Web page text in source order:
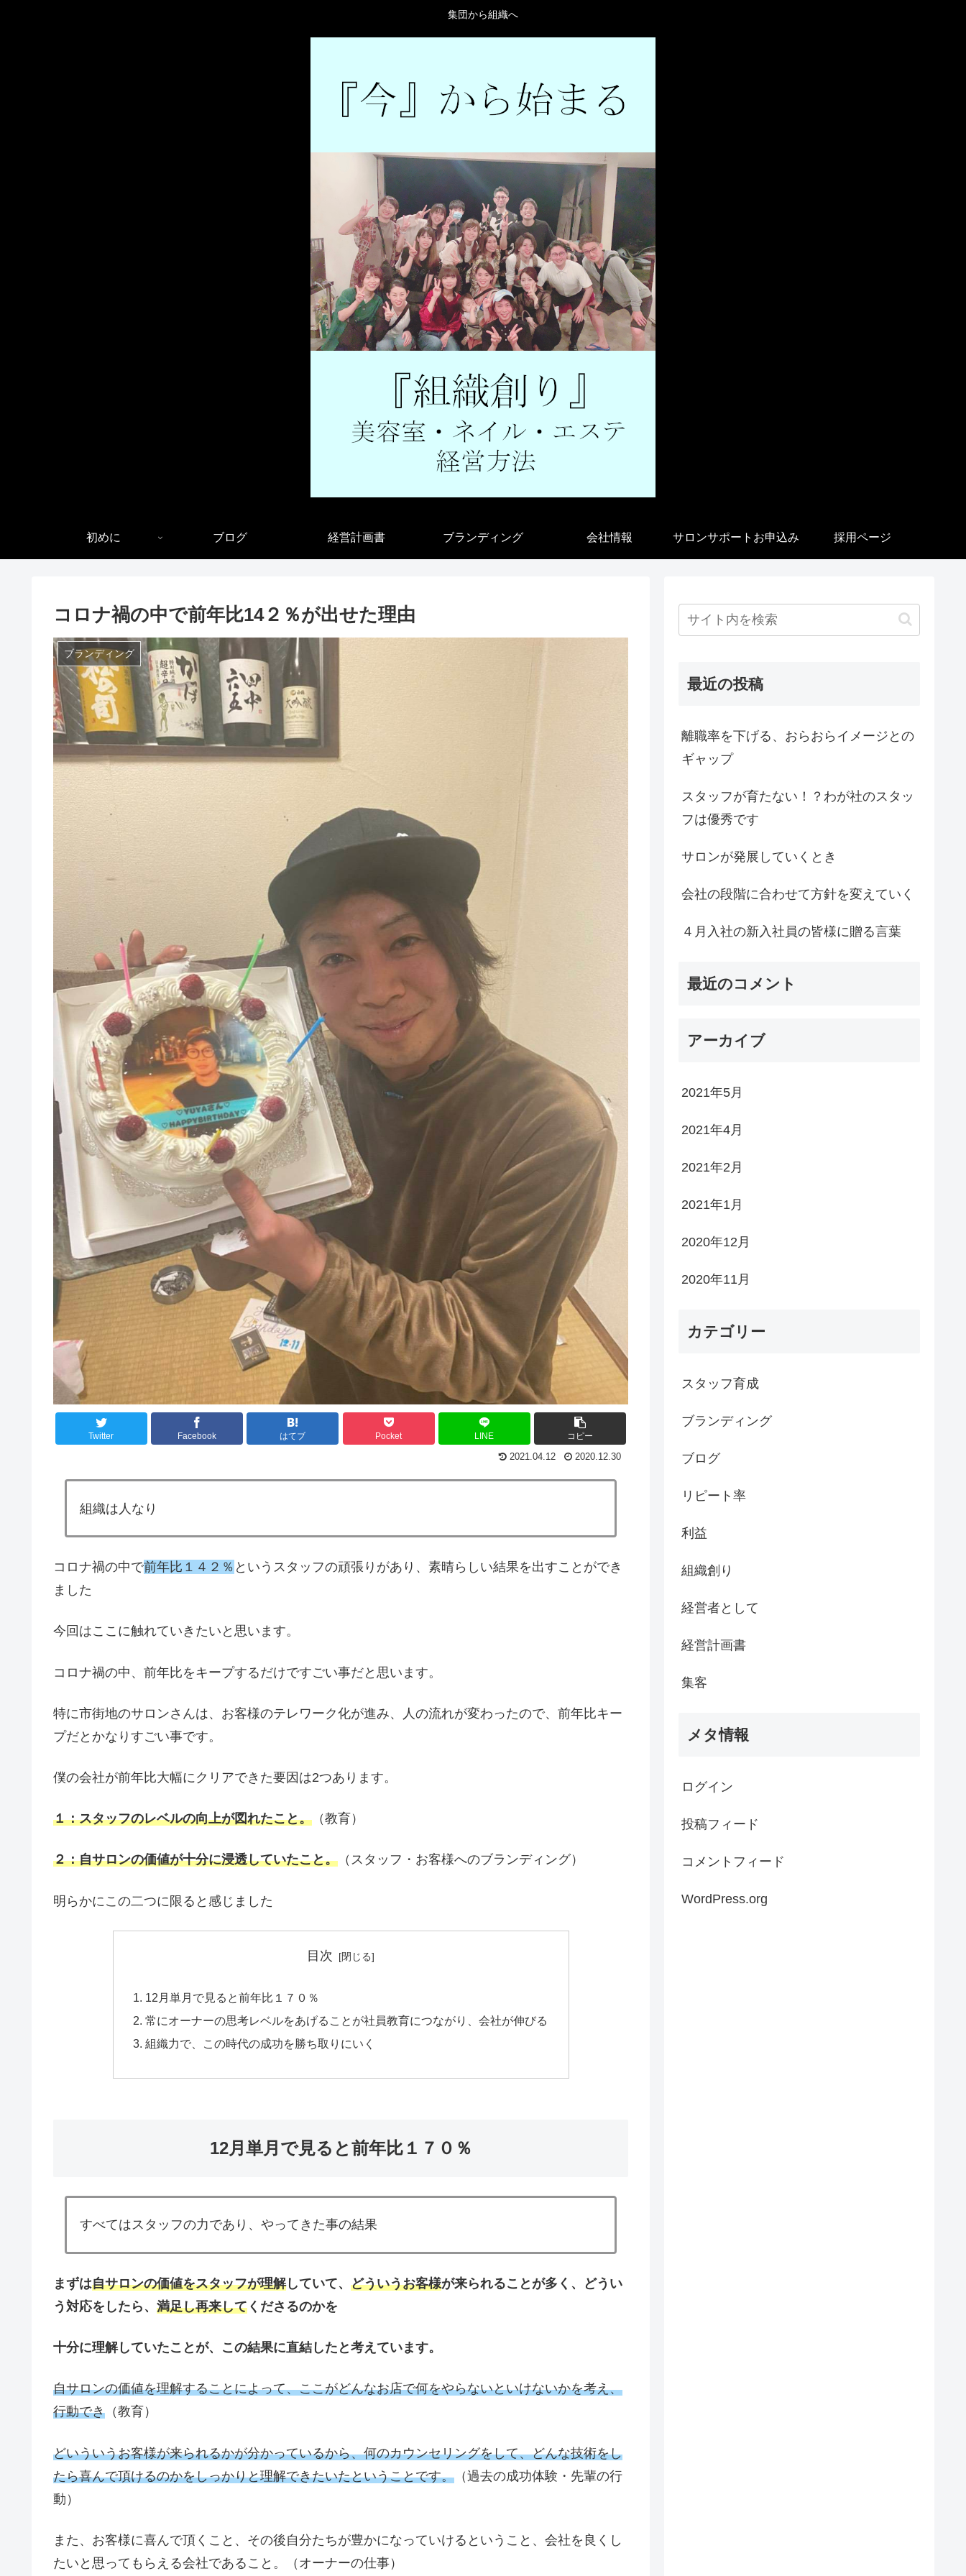
集団から組織へ
初めに ブログ 経営計画書 ブランディング 会社情報 サロンサポートお申込み 採用ページ
コロナ禍の中で前年比14２％が出せた理由
ブランディング
Twitter Facebook はてブ Pocket LINE コピー
2021.04.12 2020.12.30
組織は人なり
コロナ禍の中で前年比１４２％ というスタッフの頑張りがあり、素晴らしい結果を出すことができ
ました
今回はここに触れていきたいと思います。
コロナ禍の中、前年比をキープするだけですごい事だと思います。
特に市街地のサロンさんは、お客様のテレワーク化が進み、人の流れが変わったので、前年比キー
プだとかなりすごい事です。
僕の会社が前年比大幅にクリアできた要因は2つあります。
１：スタッフのレベルの向上が図れたこと。 （教育）
２：自サロンの価値が十分に浸透していたこと。 （スタッフ・お客様へのブランディング）
明らかにこの二つに限ると感じました
目次
12月単月で見ると前年比１７０％
常にオーナーの思考レベルをあげることが社員教育につながり、会社が伸びる
組織力で、この時代の成功を勝ち取りにいく
12月単月で見ると前年比１７０％
すべてはスタッフの力であり、やってきた事の結果
まずは自サロンの価値をスタッフが理解していて、 どういうお客様が来られることが多く、どうい
う対応をしたら、 満足し再来して くださるのかを
十分に理解していたことが、この結果に直結したと考えています。
自サロンの価値を理解することによって、ここがどんなお店で何をやらないといけないかを考え、
行動でき （教育）
どいういうお客様が来られるかが分かっているから、何のカウンセリングをして、どんな技術をし
たら喜んで頂けるのかをしっかりと理解できたいたということです。 （過去の成功体験・先輩の行
動）
また、お客様に喜んで頂くこと、その後自分たちが豊かになっていけるということ、会社を良くし
たいと思ってもらえる会社であること。（オーナーの仕事）
最近の投稿
離職率を下げる、おらおらイメージとの
ギャップ
スタッフが育たない！？わが社のスタッ
フは優秀です
サロンが発展していくとき
会社の段階に合わせて方針を変えていく
４月入社の新入社員の皆様に贈る言葉
最近のコメント
アーカイブ
2021年5月
2021年4月
2021年2月
2021年1月
2020年12月
2020年11月
カテゴリー
スタッフ育成
ブランディング
ブログ
リピート率
利益
組織創り
経営者として
経営計画書
集客
メタ情報
ログイン
投稿フィード
コメントフィード
WordPress.org